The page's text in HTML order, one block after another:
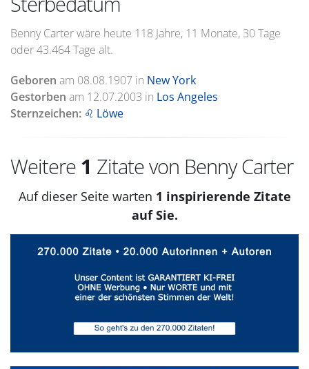
Benny Carter wäre heute 118 Jahre, 11 Monate, 30 Tage
oder 43.464 Tage alt.
Geboren am 08.08.1907 in New York
Gestorben am 12.07.2003 in Los Angeles
Sternzeichen: ♌ Löwe
Weitere 1 Zitate von Benny Carter
Auf dieser Seite warten 1 inspirierende Zitate
auf Sie.